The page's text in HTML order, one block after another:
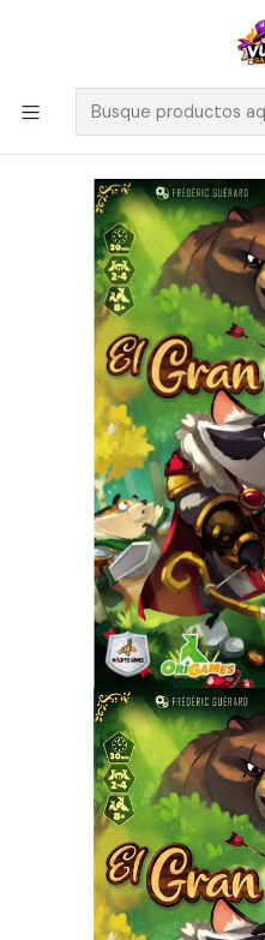
🚀 ¡Despachamos a todo Chile!
$100.000 y a RM sobre $35.000
Inicio Preventas
Preventa - El